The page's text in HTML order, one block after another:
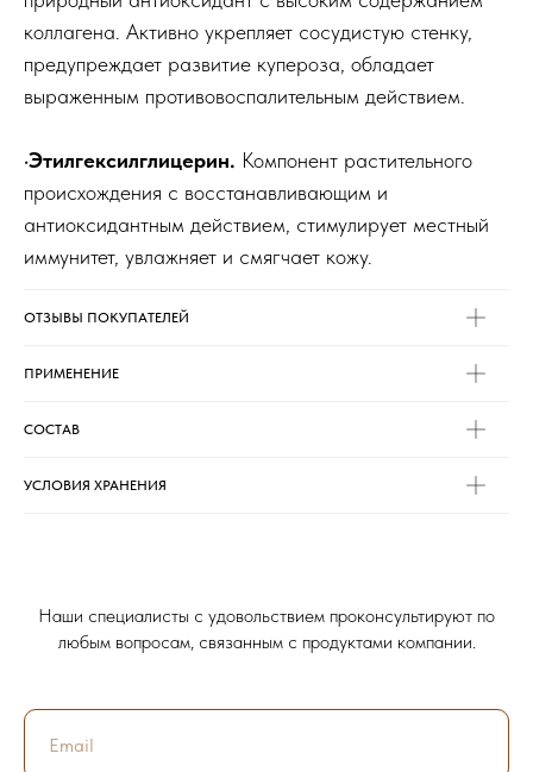
коллагена. Активно укрепляет сосудистую стенку,
предупреждает развитие купероза, обладает
выраженным противовоспалительным действием.
·Этилгексилглицерин. Компонент растительного
происхождения с восстанавливающим и
антиоксидантным действием, стимулирует местный
иммунитет, увлажняет и смягчает кожу.
ОТЗЫВЫ ПОКУПАТЕЛЕЙ
ПРИМЕНЕНИЕ
СОСТАВ
УСЛОВИЯ ХРАНЕНИЯ
Наши специалисты с удовольствием проконсультируют по
любым вопросам, связанным с продуктами компании.
Тест
Что реально нужно
вашей коже?